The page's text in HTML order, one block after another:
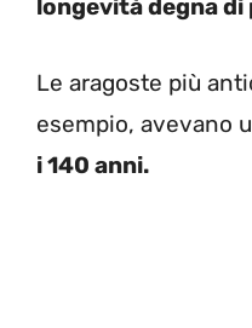
longevità degna di
Le aragoste più
esempio, avevano
i 140 anni.